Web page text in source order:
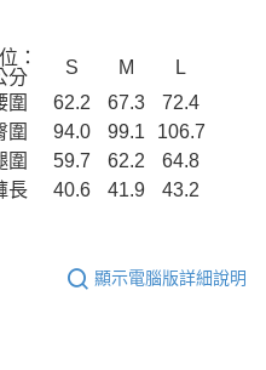
：
分
S M
L
圍 62.2 67.3
72.4
圍 94.0 99.1
106.7
圍 59.7 62.2
64.8
長 40.6 41.9 43.2
顯示電腦版詳細說明